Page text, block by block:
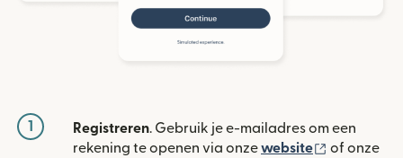
1 Registreren. Gebruik je e-mailadres om een
rekening te openen via onzewebsite (wordt
of onze